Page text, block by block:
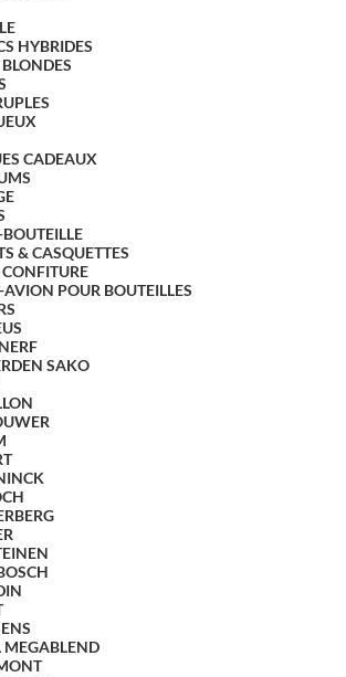
HYBRIDES
BLONDES
CADEAUX
& CASQUETTES
CONFITURE
AVION POUR BOUTEILLES
SAKO
MEGABLEND